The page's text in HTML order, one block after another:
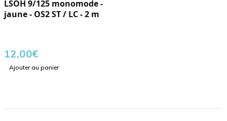
LSOH 9/125 monomode -
jaune - OS2 ST / LC - 2 m
12,00€
Ajouter au panier